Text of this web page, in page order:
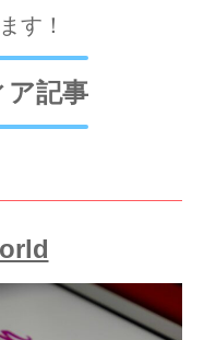
す！
ア記事